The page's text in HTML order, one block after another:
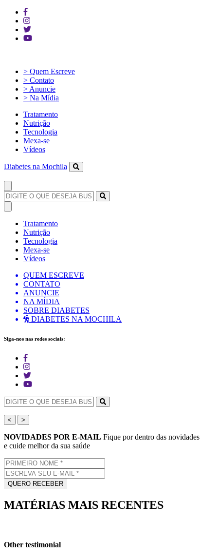
> Quem Escreve
> Contato
> Anuncie
> Na Mídia
Tratamento
Nutrição
Tecnologia
Mexa-se
Vídeos
Diabetes na Mochila
Tratamento
Nutrição
Tecnologia
Mexa-se
Vídeos
QUEM ESCREVE
CONTATO
ANUNCIE
NA MÍDIA
SOBRE DIABETES
DIABETES NA MOCHILA
Siga-nos nas redes sociais:
< >
NOVIDADES POR E-MAIL Fique por dentro das novidades
e cuide melhor da sua saúde
MATÉRIAS MAIS RECENTES
Other testimonial